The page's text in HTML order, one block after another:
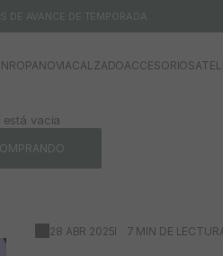
DE AVANCE DE TEMPORADA
ROPANOVIACALZADOACCESORIOS
está vacía
28 ABR 2025 7 MIN DE